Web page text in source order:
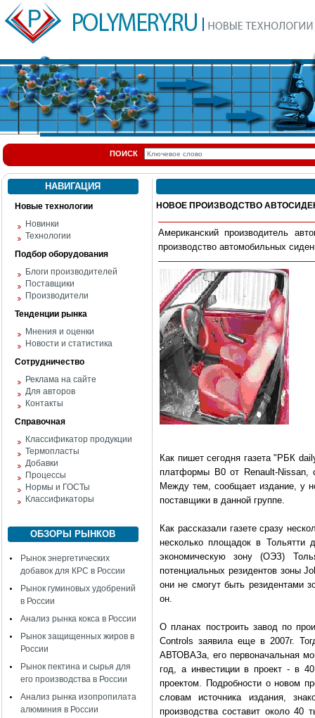
ПОИСК
НАВИГАЦИЯ
Новые технологии
Новинки
Технологии
Подбор оборудования
Блоги производителей
Поставщики
Производители
Тенденции рынка
Мнения и оценки
Новости и статистика
Сотрудничество
Реклама на сайте
Для авторов
Контакты
Справочная
Классификатор продукции
Термопласты
Добавки
Процессы
Нормы и ГОСТы
Классификаторы
ОБЗОРЫ РЫНКОВ
Рынок энергетических
добавок для КРС в России
Рынок гуминовых удобрений
в России
Анализ рынка кокса в России
Рынок защищенных жиров в
России
Рынок пектина и сырья для
его производства в России
Анализ рынка изопропилата
алюминия в России
НОВОЕ ПРОИЗВОДСТВО
Американский производитель
производство автомобильных
Как пишет сегодня газета "РБК
платформы B0 от Renault-
Между тем, сообщает издание, у
поставщики в данной группе.
Как рассказали газете сразу
несколько площадок в Тольятти
экономическую зону (ОЭЗ)
потенциальных резидентов зоны
они не смогут быть резидентами
он.
О планах построить завод по
Controls заявила еще в 2007г.
АВТОВАЗа, его первоначальная
год, а инвестиции в проект - в
проектом. Подробности о новом
словам источника издания,
производства составит около 40